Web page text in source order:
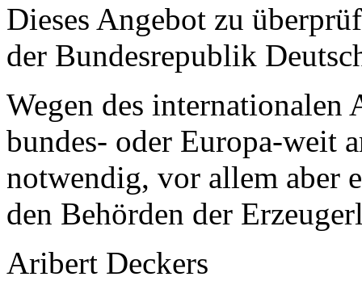
Dieses Angebot zu
der Bundesrepublik
Wegen des internationalen
bundes- oder Europa-weit
notwendig, vor allem aber
den Behörden der
Aribert Deckers